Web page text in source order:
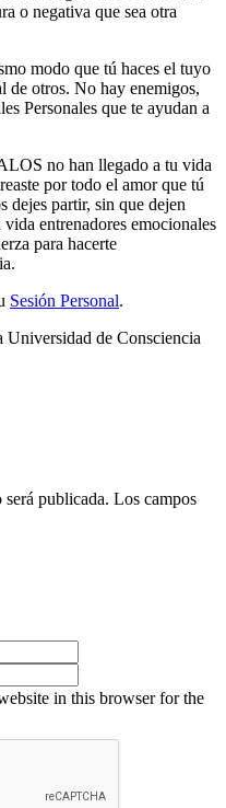
o negativa que sea otra
modo que tú haces el tuyo
de otros. No hay enemigos,
Personales que te ayudan a
no han llegado a tu vida
por todo el amor que tú
dejes partir, sin que dejen
entrenadores emocionales
para hacerte
Sesión Personal.
Universidad de Consciencia
publicada. Los campos
in this browser for the